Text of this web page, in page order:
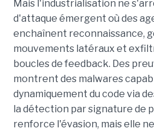
Mais l'industrialisation ne
d'attaque émergent où des
enchaînent reconnaissance,
mouvements latéraux et
boucles de feedback. Des
montrent des malwares
dynamiquement du code via
la détection par signature de
renforce l'évasion, mais elle